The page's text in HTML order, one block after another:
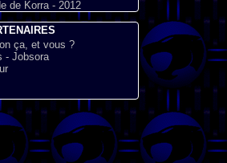
de Korra - 2012
ça, et vous ?
- Jobsora